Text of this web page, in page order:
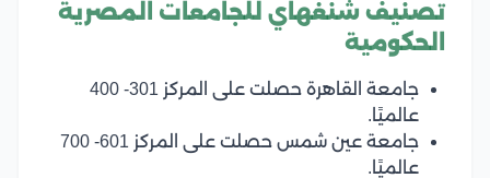
تصنيف شنغهاي للجامعات المصرية
الحكومية
جامعة القاهرة حصلت على المركز 301- 400
عالميًا.
جامعة عين شمس حصلت على المركز 601- 700
عالميًا.